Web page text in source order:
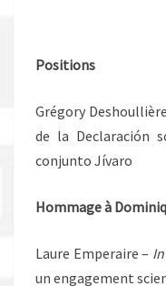
Positions
Grégory
de la Declaración
conjunto Jívaro
Hommage à
Laure Emperaire –
un engagement